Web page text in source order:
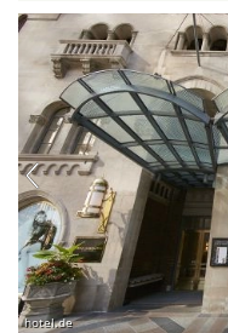
hotel.de